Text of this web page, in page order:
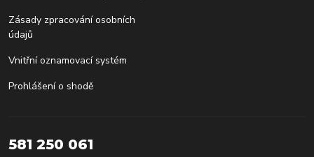
Zásady zpracování osobních
údajů
Vnitřní oznamovací systém
Prohlášení o shodě
581 250 061